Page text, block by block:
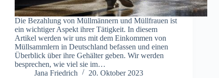
Die Bezahlung von Müllmännern und Müllfrauen ist
ein wichtiger Aspekt ihrer Tätigkeit. In diesem
Artikel werden wir uns mit dem Einkommen von
Müllsammlern in Deutschland befassen und einen
Überblick über ihre Gehälter geben. Wir werden
besprechen, wie viel sie im…
Jana Friedrich
20. Oktober 2023